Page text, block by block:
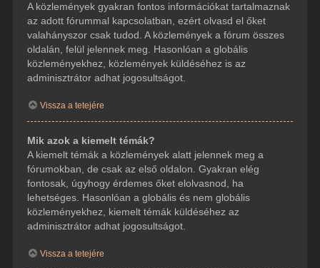
A közlemények gyakran fontos információkat tartalmaznak
az adott fórummal kapcsolatban, ezért olvasd el őket
valahányszor csak tudod. A közlemények a fórum összes
oldalán, felül jelennek meg. Hasonlóan a globális
közleményekhez, közlemények küldéséhez is az
adminisztrátor adhat jogosultságot.
Vissza a tetejére
Mik azok a kiemelt témák?
A kiemelt témák a közlemények alatt jelennek meg a
fórumokban, de csak az első oldalon. Gyakran elég
fontosak, úgyhogy érdemes őket elolvasnod, ha
lehetséges. Hasonlóan a globális és nem globális
közleményekhez, kiemelt témák küldéséhez az
adminisztrátor adhat jogosultságot.
Vissza a tetejére